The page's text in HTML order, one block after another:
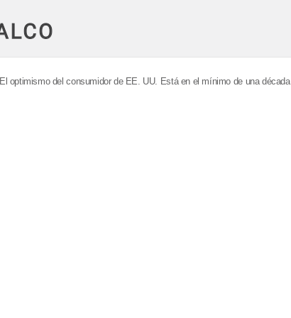
El optimismo del consumidor de EE. UU. Está en el mínimo de una década